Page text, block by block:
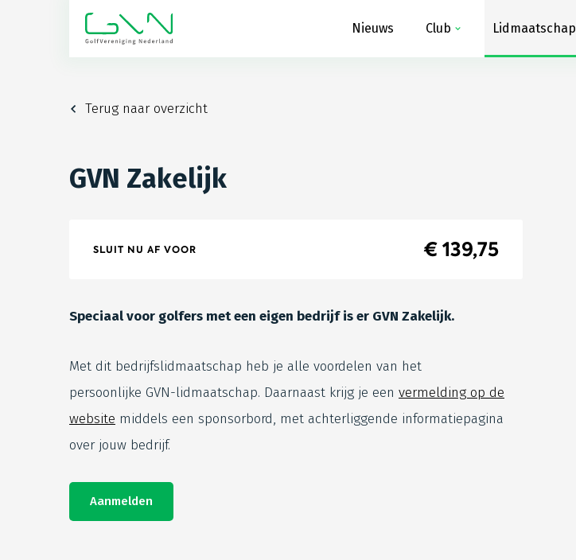
Nieuws Club Lidmaatschap
Terug naar overzicht
GVN Zakelijk
SLUIT NU AF VOOR € 139,75
Speciaal voor golfers met een eigen bedrijf is er GVN Zakelijk.
Met dit bedrijfslidmaatschap heb je alle voordelen van het
persoonlijke GVN-lidmaatschap. Daarnaast krijg je een vermelding op de
website middels een sponsorbord, met achterliggende informatiepagina
over jouw bedrijf.
Aanmelden